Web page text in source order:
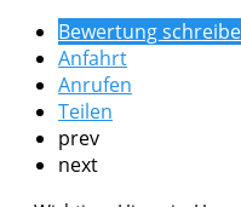
Bewertung
Anfahrt
Anrufen
Teilen
prev
next